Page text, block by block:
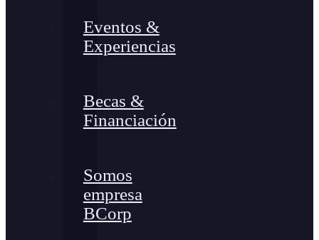
Eventos &
Experiencias
Becas &
Financiación
Somos
empresa
BCorp